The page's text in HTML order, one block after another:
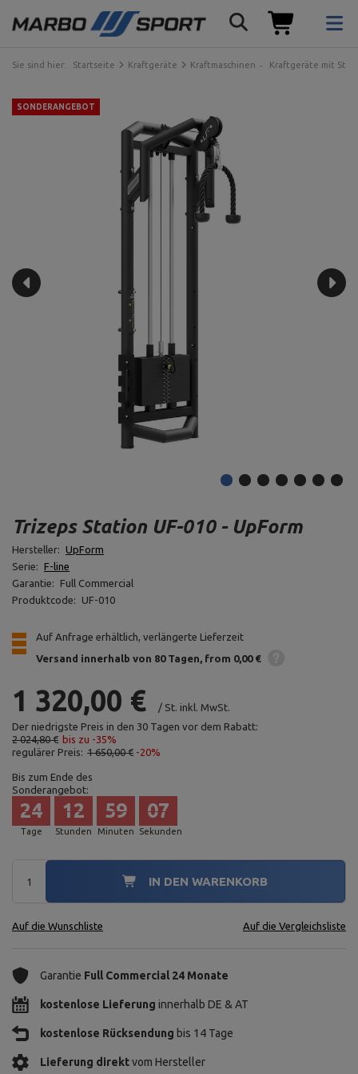
Sie sind hier: Startseite Kraftgeräte Kraftmaschinen Kraftgeräte mit
SONDERANGEBOT
Trizeps Station UF-010 - UpForm
Hersteller: UpForm
Serie: F-line
Garantie:
Full Commercial
Produktcode:
UF-010
Auf Anfrage erhältlich, verlängerte Lieferzeit
Versand innerhalb von 80 Tagen from 0,00 €
1 320,00 € / St. inkl. MwSt.
Der niedrigste Preis in den 30 Tagen vor dem Rabatt:
2 024,80 € bis zu -35%
regulärer Preis: 1 650,00 € -20%
Bis zum Ende des
Sonderangebot:
Tage
24
Stunden
12
Minuten
59
Sekunden
06
IN DEN WARENKORB
Auf die Wunschliste Auf die Vergleichsliste
Garantie Full Commercial 24 Monate
kostenlose Lieferung innerhalb DE & AT
kostenlose Rücksendung bis 14 Tage
Lieferung direktvom Hersteller